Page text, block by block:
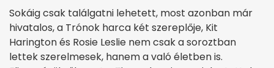
Sokáig csak találgatni lehetett, most azonban már
hivatalos, a Trónok harca két szereplője, Kit
Harington és Rosie Leslie nem csak a soroztban
lettek szerelmesek, hanem a való életben is.